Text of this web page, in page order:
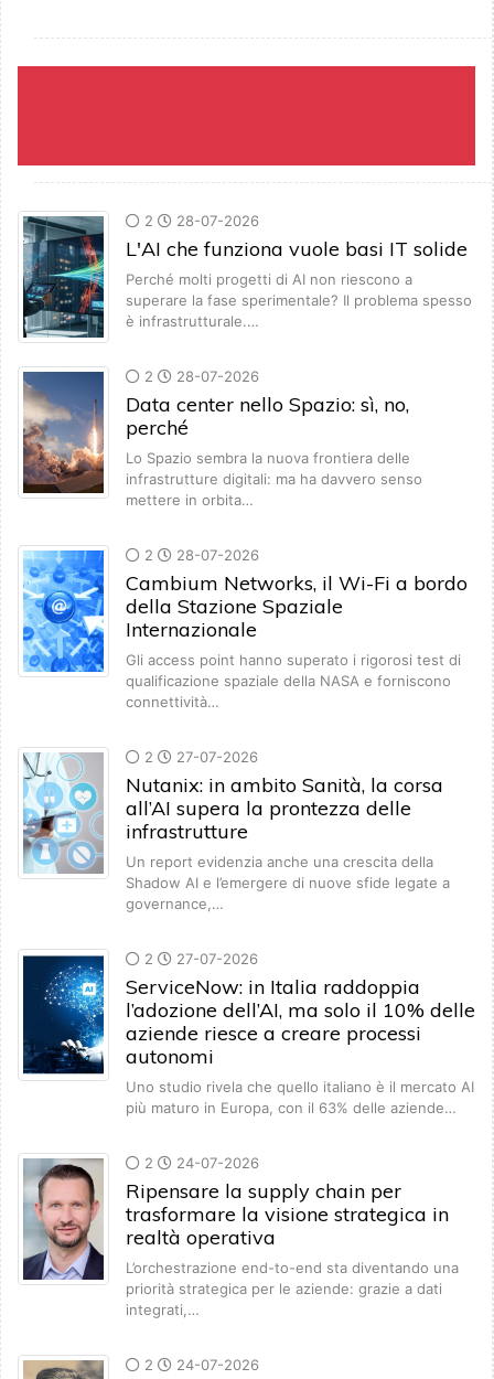
2 28-07-2026
L'AI che funziona vuole basi IT solide
Perché molti progetti di AI non riescono a
superare la fase sperimentale? Il problema spesso
è infrastrutturale.…
2 28-07-2026
Data center nello Spazio: sì, no,
perché
Lo Spazio sembra la nuova frontiera delle
infrastrutture digitali: ma ha davvero senso
mettere in orbita…
2 28-07-2026
Cambium Networks, il Wi-Fi a bordo
della Stazione Spaziale
Internazionale
Gli access point hanno superato i rigorosi test di
qualificazione spaziale della NASA e forniscono
connettività…
2 27-07-2026
Nutanix: in ambito Sanità, la corsa
all’AI supera la prontezza delle
infrastrutture
Un report evidenzia anche una crescita della
Shadow AI e l’emergere di nuove sfide legate a
governance,…
2 27-07-2026
ServiceNow: in Italia raddoppia
l’adozione dell’AI, ma solo il 10% delle
aziende riesce a creare processi
autonomi
Uno studio rivela che quello italiano è il mercato AI
più maturo in Europa, con il 63% delle aziende…
2 24-07-2026
Ripensare la supply chain per
trasformare la visione strategica in
realtà operativa
L’orchestrazione end-to-end sta diventando una
priorità strategica per le aziende: grazie a dati
integrati,…
2 24-07-2026